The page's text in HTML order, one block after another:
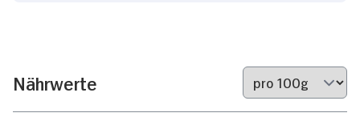
Nährwerte